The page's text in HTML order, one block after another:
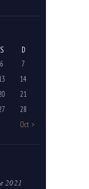
S D
Oct »
6
7
14
21
28
2021